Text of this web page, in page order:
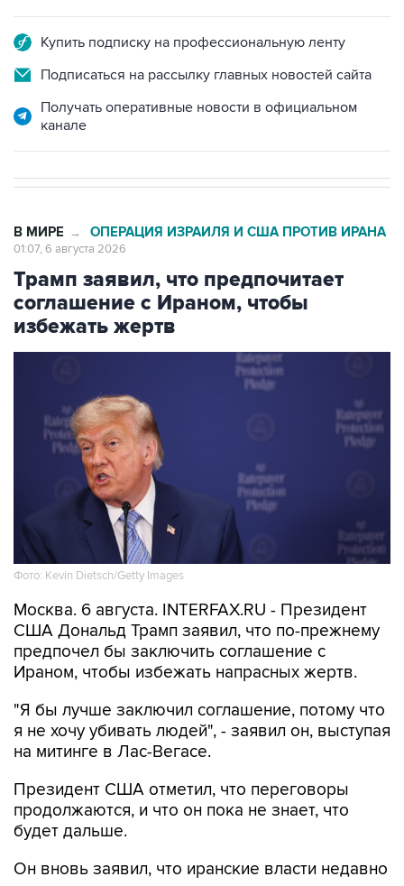
Купить подписку на профессиональную ленту
Подписаться на рассылку главных новостей сайта
Получать оперативные новости в официальном
канале
В МИРЕ → ОПЕРАЦИЯ ИЗРАИЛЯ И США ПРОТИВ ИРАНА
01:07, 6 августа 2026
Трамп заявил, что предпочитает
соглашение с Ираном, чтобы
избежать жертв
Фото: Kevin Dietsch/Getty Images
Москва. 6 августа. INTERFAX.RU - Президент
США Дональд Трамп заявил, что по-прежнему
предпочел бы заключить соглашение с
Ираном, чтобы избежать напрасных жертв.
"Я бы лучше заключил соглашение, потому что
я не хочу убивать людей", - заявил он, выступая
на митинге в Лас-Вегасе.
Президент США отметил, что переговоры
продолжаются, и что он пока не знает, что
будет дальше.
Он вновь заявил, что иранские власти недавно